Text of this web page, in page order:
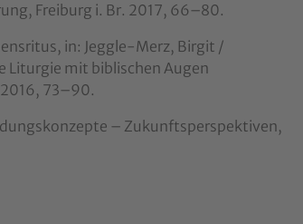
Freiburg i. Br. 2017, 66–80.
in: Jeggle-Merz, Birgit /
Liturgie mit biblischen Augen
73–90.
– Zukunftsperspektiven,